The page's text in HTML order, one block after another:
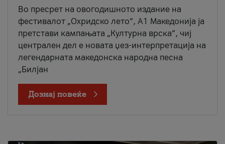
Во пресрет на овогодишното издание на
фестивалот „Охридско лето“, А1 Македонија ја
претстави кампањата „Културна врска“, чиј
централен дел е новата џез-интерпретација на
легендарната македонска народна песна
„Билјан
Дознај повеќе